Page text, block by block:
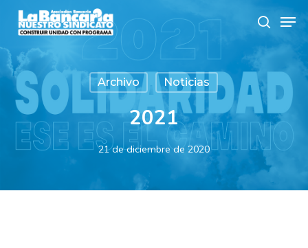
main
content
search
Archivo Noticias
2021
21 de diciembre de 2020